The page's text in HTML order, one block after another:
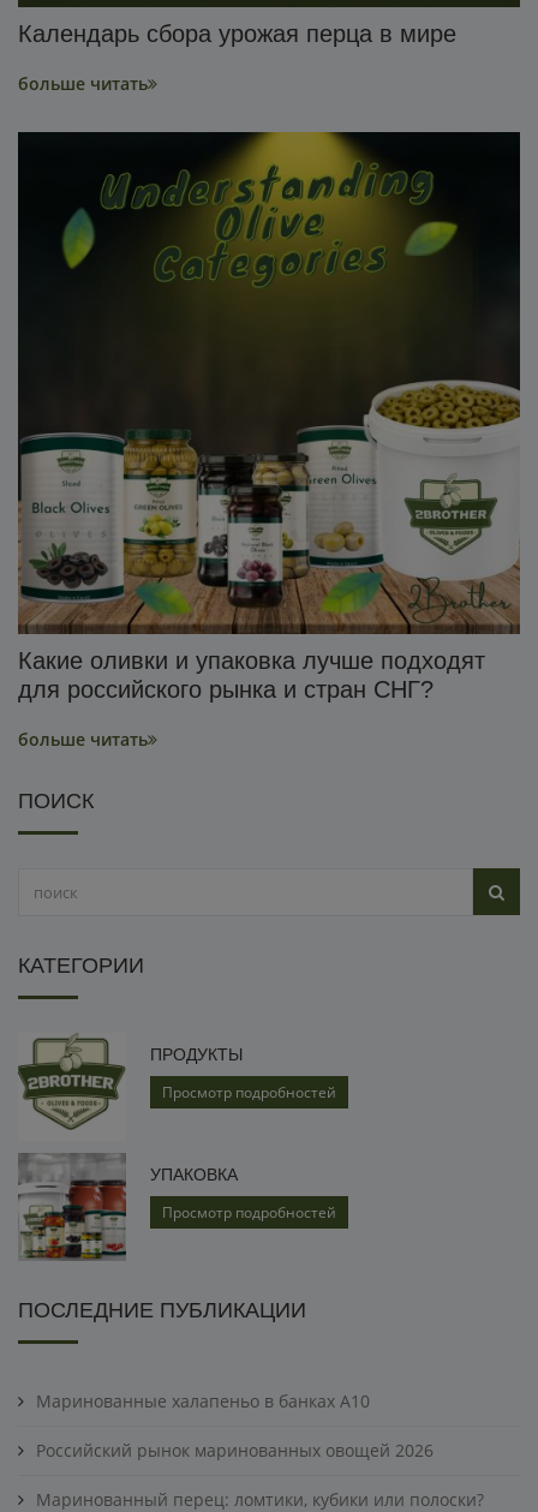
Календарь сбора урожая перца в мире
больше читать
Какие оливки и упаковка лучше подходят
для российского рынка и стран СНГ?
больше читать
ПОИСК
КАТЕГОРИИ
ПРОДУКТЫ
Просмотр подробностей
УПАКОВКА
Просмотр подробностей
ПОСЛЕДНИЕ ПУБЛИКАЦИИ
Маринованные халапеньо в банках A10
Российский рынок маринованных овощей 2026
Маринованный перец: ломтики, кубики или полоски?